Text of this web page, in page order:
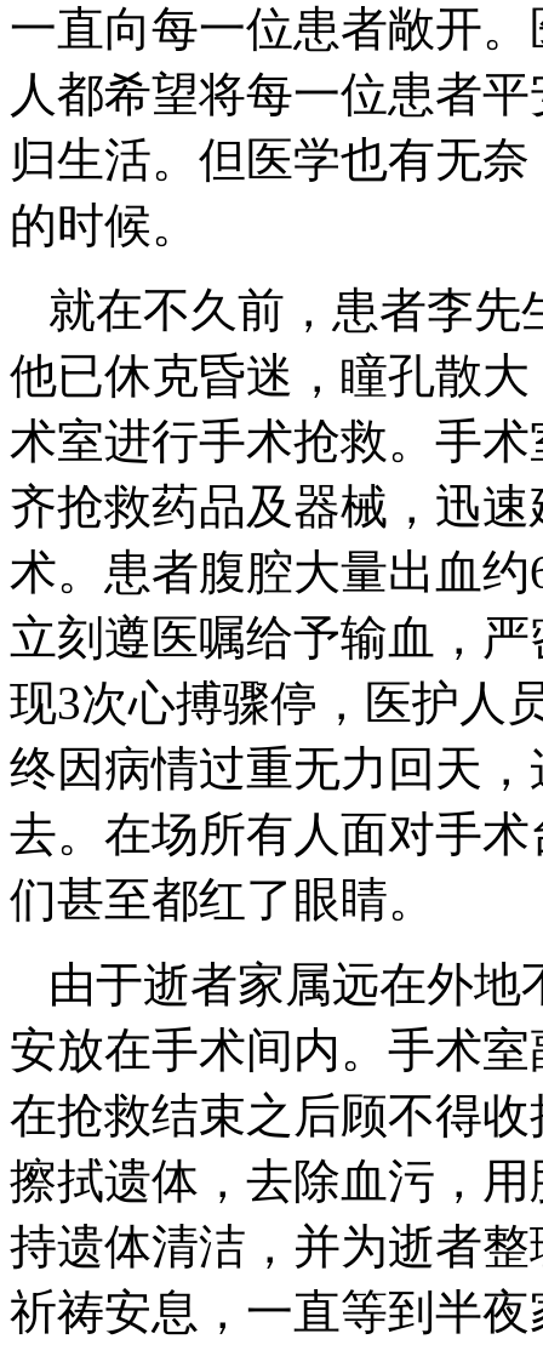
一直向每一位患者敞开
人都希望将每一位患者
归生活。但医学也有无
的时候。
就在不久前，患者李先
他已休克昏迷，瞳孔散
术室进行手术抢救。手
齐抢救药品及器械，迅
术。患者腹腔大量出血
立刻遵医嘱给予输血，
现3次心搏骤停，医护人
终因病情过重无力回天
去。在场所有人面对手
们甚至都红了眼睛。
由于逝者家属远在外
安放在手术间内。手术
在抢救结束之后顾不得
擦拭遗体，去除血污，
持遗体清洁，并为逝者
祈祷安息，一直等到半